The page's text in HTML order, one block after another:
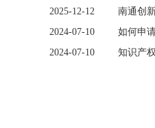
2025-12-12
南通创
2024-07-10
如何申
2024-07-10
知识产